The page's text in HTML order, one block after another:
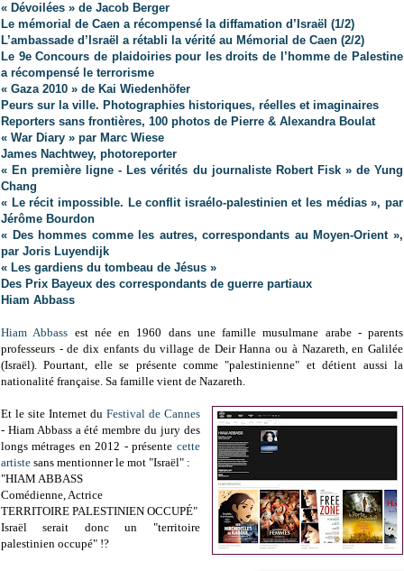
« Dévoilées » de Jacob Berger
Le mémorial de Caen a récompensé la diffamation d’Israël (1/2)
L’ambassade d’Israël a rétabli la vérité au Mémorial de Caen (2/2)
Le 9e Concours de plaidoiries pour les droits de l’homme de Palestine
a récompensé le terrorisme
« Gaza 2010 » de Kai Wiedenhöfer
Peurs sur la ville. Photographies historiques, réelles et imaginaires
Reporters sans frontières, 100 photos de Pierre & Alexandra Boulat
« War Diary » par Marc Wiese
James Nachtwey, photoreporter
« En première ligne - Les vérités du journaliste Robert Fisk » de Yung
Chang
« Le récit impossible. Le conflit israélo-palestinien et les médias », par
Jérôme Bourdon
« Des hommes comme les autres, correspondants au Moyen-Orient »,
par Joris Luyendijk
« Les gardiens du tombeau de Jésus »
Des Prix Bayeux des correspondants de guerre partiaux
Hiam Abbass
Hiam Abbass est née en 1960 dans une famille musulmane arabe - parents
professeurs - de dix enfants du village de Deir Hanna ou à Nazareth, en Galilée
(Israël). Pourtant, elle se présente comme"palestinienne" et détient aussi la
nationalité française. Sa famille vient de Nazareth.
Et le site Internet du Festival de Cannes
- Hiam Abbass a été membre du jury des
longs métrages en 2012 - présente cette
artiste sans mentionner le mot "Israël" :
"HIAM ABBASS
Comédienne, Actrice
TERRITOIRE PALESTINIEN OCCUPÉ"
Israël serait donc un "territoire
palestinien occupé" !?